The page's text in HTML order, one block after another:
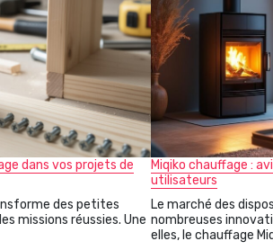
dans vos projets de
des petites
missions réussies. Une
Miqiko chauffage :
utilisateurs
Le marché des
nombreuses
elles, le chauffage